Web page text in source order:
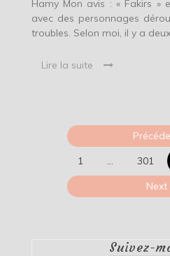
Hamy Mon avis : « Fakirs
avec des personnages
troubles. Selon moi, il y a
Lire la suite
1
… 301
Next
Suivez-